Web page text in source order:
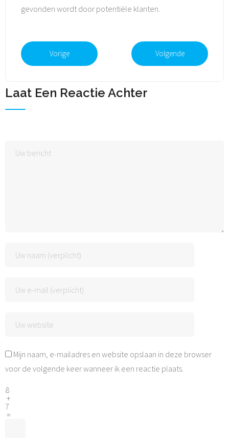
gevonden wordt door potentiële klanten.
Vorige Volgende
Laat Een Reactie Achter
Mijn naam, e-mailadres en website opslaan in deze browser
voor de volgende keer wanneer ik een reactie plaats.
8
+
7
=